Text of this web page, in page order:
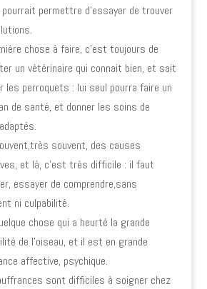
pourrait permettre d’essayer de trouver
chose à faire, c’est toujours de
un vétérinaire qui connait bien, et sait
les perroquets : lui seul pourra faire un
de santé, et donner les soins de
souvent, des causes
et là, c’est très difficile : il faut
essayer de comprendre,sans
ni culpabilité.
chose qui a heurté la grande
de l’oiseau, et il est en grande
affective, psychique.
sont difficiles à soigner chez